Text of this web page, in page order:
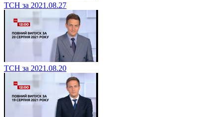
ТСН за 2021.08.27
ТСН за 2021.08.20